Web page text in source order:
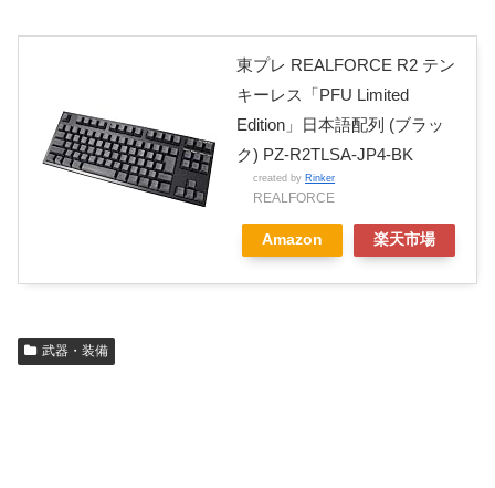
東プレ REALFORCE R2 テン
キーレス「PFU Limited
Edition」日本語配列 (ブラッ
ク) PZ-R2TLSA-JP4-BK
created by Rinker
REALFORCE
Amazon 楽天市場
武器・装備